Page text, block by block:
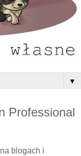
▼
Professional
blogach i